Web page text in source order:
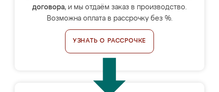
договора, и мы отдаём заказ в производство.
Возможна оплата в рассрочку без %.
УЗНАТЬ О РАССРОЧКЕ